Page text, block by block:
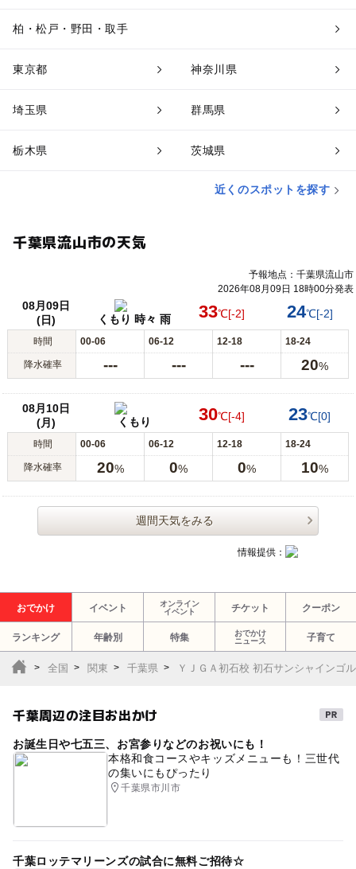
柏・松戸・野田・取手
東京都 神奈川県
埼玉県 群馬県
栃木県 茨城県
近くのスポットを探す
千葉県流山市の天気
予報地点：千葉県流山市
2026年08月09日 18時00分発表
08月09日
(日)
くもり 時々 雨 33℃[-2] 24℃[-2]
時間 00-06 06-12 12-18 18-24
降水確率 --- --- --- 20%
08月10日
(月)
くもり 30℃[-4] 23℃[0]
時間 00-06 06-12 12-18 18-24
降水確率 20% 0% 0% 10%
週間天気をみる
情報提供：
おでかけ イベント
オンライン
イベント
チケット クーポン
ランキング 年齢別 特集
おでかけ
ニュース
子育て
全国 関東 千葉県 ＹＪＧＡ初石校 初石サンシャインゴ
千葉周辺の注目お出かけ
お誕生日や七五三、お宮参りなどのお祝いにも！
本格和食コースやキッズメニューも！三世代
の集いにもぴったり
千葉県市川市
千葉ロッテマリーンズの試合に無料ご招待☆